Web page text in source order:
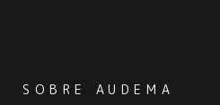
SOBRE AUDEMA